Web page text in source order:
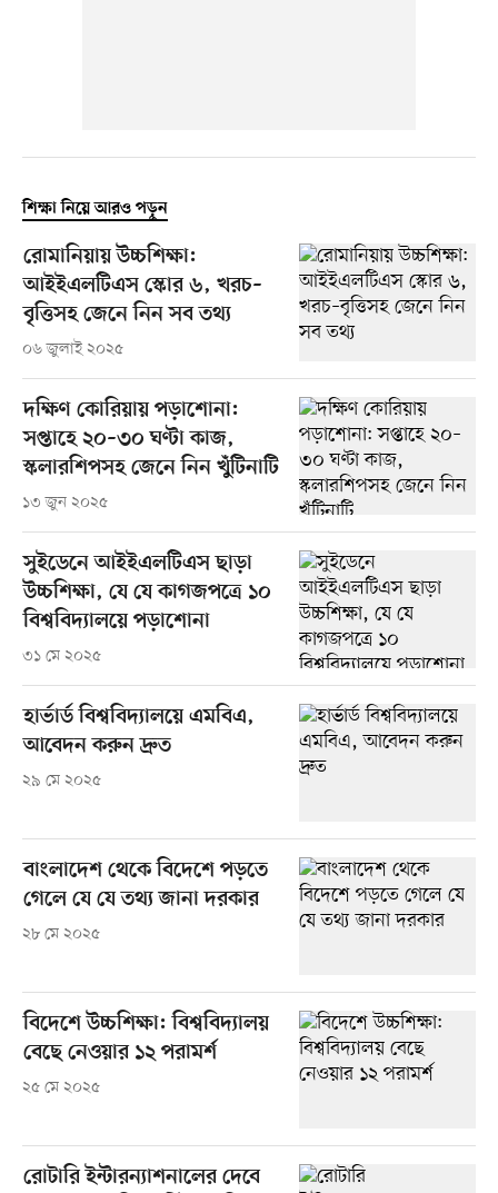
শিক্ষা নিয়ে আরও পড়ুন
রোমানিয়ায় উচ্চশিক্ষা:
আইইএলটিএস স্কোর ৬, খরচ–
বৃত্তিসহ জেনে নিন সব তথ্য
০৬ জুলাই ২০২৫
দক্ষিণ কোরিয়ায় পড়াশোনা:
সপ্তাহে ২০–৩০ ঘণ্টা কাজ,
স্কলারশিপসহ জেনে নিন খুঁটিনাটি
১৩ জুন ২০২৫
সুইডেনে আইইএলটিএস ছাড়া
উচ্চশিক্ষা, যে যে কাগজপত্রে ১০
বিশ্ববিদ্যালয়ে পড়াশোনা
৩১ মে ২০২৫
হার্ভার্ড বিশ্ববিদ্যালয়ে এমবিএ,
আবেদন করুন দ্রুত
২৯ মে ২০২৫
বাংলাদেশ থেকে বিদেশে পড়তে
গেলে যে যে তথ্য জানা দরকার
২৮ মে ২০২৫
বিদেশে উচ্চশিক্ষা: বিশ্ববিদ্যালয়
বেছে নেওয়ার ১২ পরামর্শ
২৫ মে ২০২৫
রোটারি ইন্টারন্যাশনালের দেবে